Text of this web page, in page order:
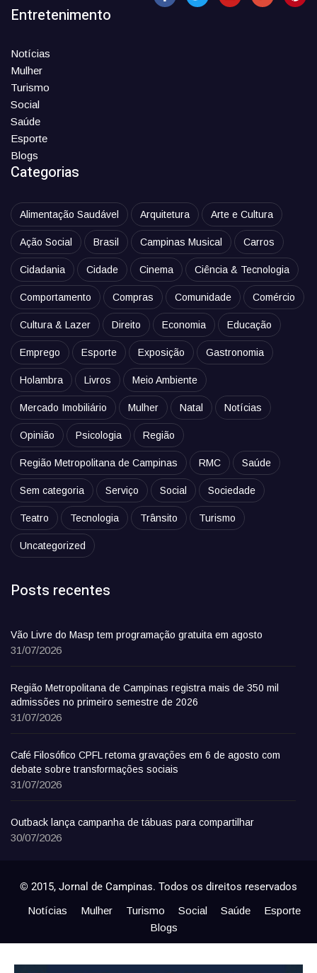
Entretenimento
Notícias
Mulher
Turismo
Social
Saúde
Esporte
Blogs
Categorias
Alimentação Saudável Arquitetura Arte e Cultura
Ação Social Brasil Campinas Musical Carros
Cidadania Cidade Cinema Ciência & Tecnologia
Comportamento Compras Comunidade Comércio
Cultura & Lazer Direito Economia Educação
Emprego Esporte Exposição Gastronomia
Holambra Livros Meio Ambiente
Mercado Imobiliário Mulher Natal Notícias
Opinião Psicologia Região
Região Metropolitana de Campinas RMC Saúde
Sem categoria Serviço Social Sociedade
Teatro Tecnologia Trânsito Turismo
Uncategorized
Posts recentes
Vão Livre do Masp tem programação gratuita em agosto
31/07/2026
Região Metropolitana de Campinas registra mais de 350 mil
admissões no primeiro semestre de 2026
31/07/2026
Café Filosófico CPFL retoma gravações em 6 de agosto com
debate sobre transformações sociais
31/07/2026
Outback lança campanha de tábuas para compartilhar
30/07/2026
© 2015, Jornal de Campinas. Todos os direitos reservados
Notícias Mulher Turismo Social Saúde
Esporte
Blogs